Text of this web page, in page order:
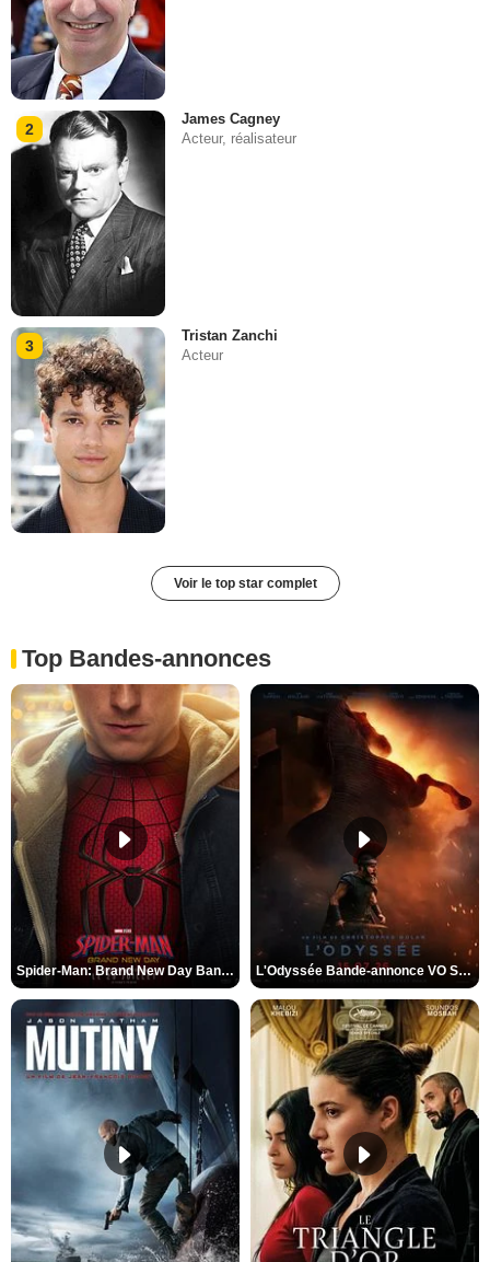
2
James Cagney
Acteur, réalisateur
3
Tristan Zanchi
Acteur
Voir le top star complet
Top Bandes-annonces
Spider-Man: Brand New Day Bande-annonce VO STFR L'Odyssée Bande-annonce VO STFR